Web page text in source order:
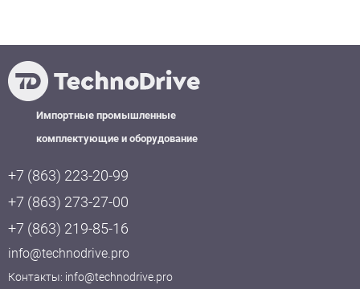
Импортные промышленные
комплектующие и оборудование
+7 (863) 223-20-99
+7 (863) 273-27-00
+7 (863) 219-85-16
info@technodrive.pro
Контакты: info@technodrive.pro